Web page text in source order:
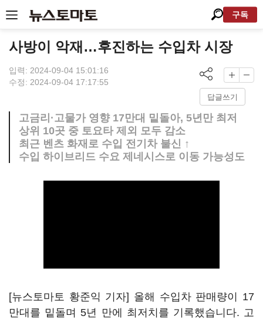
구독
사방이 악재…후진하는 수입차 시장
입력: 2024-09-04 15:01:16
수정: 2024-09-04 17:17:55
답글쓰기
고금리·고물가 영향 17만대 밑돌아, 5년만 최저
상위 10곳 중 토요타 제외 모두 감소
최근 벤츠 화재로 수입 전기차 불신 ↑
수입 하이브리드 수요 제네시스로 이동 가능성도
[뉴스토마토 황준익 기자] 올해 수입차 판매량이 17
만대를 밑돌며 5년 만에 최저치를 기록했습니다. 고